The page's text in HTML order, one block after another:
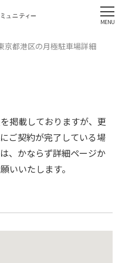
京都港区の月極駐車場詳細
掲載しておりますが、更
ご契約が完了している場
、かならず詳細ページか
いいたします。